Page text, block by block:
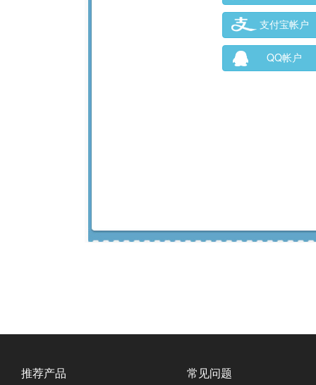
支付宝帐户
QQ帐户
推荐产品 常见问题